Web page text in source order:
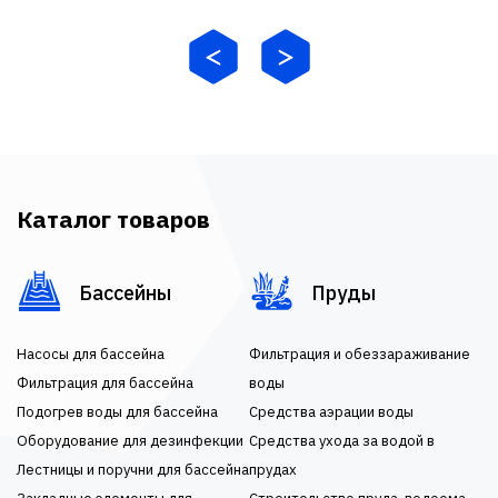
Каталог товаров
Бассейны
Насосы для бассейна
Фильтрация для бассейна
Подогрев воды для бассейна
Оборудование для дезинфекции
Лестницы и поручни для бассейна
Пруды
Фильтрация и обеззараживание
воды
Средства аэрации воды
Средства ухода за водой в
прудах